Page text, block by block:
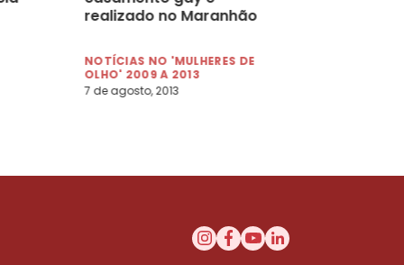
realizado no Maranhão
NOTÍCIAS NO 'MULHERES DE
OLHO' 2009 A 2013
7 de agosto, 2013